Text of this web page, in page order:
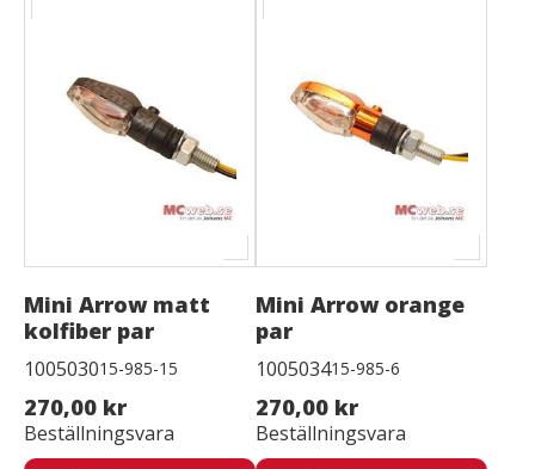
Mini Arrow matt
kolfiber par
100503015-985-15
270,00 kr
Beställningsvara
Mini Arrow orange
par
100503415-985-6
270,00 kr
Beställningsvara